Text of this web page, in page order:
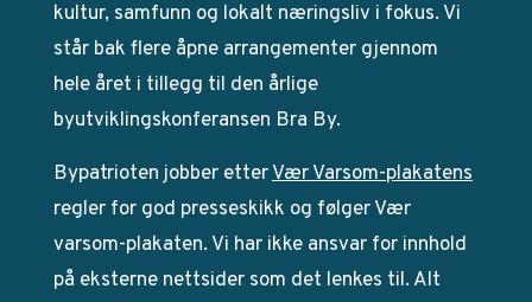
kultur, samfunn og lokalt næringsliv i fokus. Vi
står bak flere åpne arrangementer gjennom
hele året i tillegg til den årlige
byutviklingskonferansen Bra By.
Bypatrioten jobber etterVær Varsom-plakatens
regler for god presseskikk og følger Vær
varsom-plakaten. Vi har ikke ansvar for innhold
på eksterne nettsider som det lenkes til. Alt